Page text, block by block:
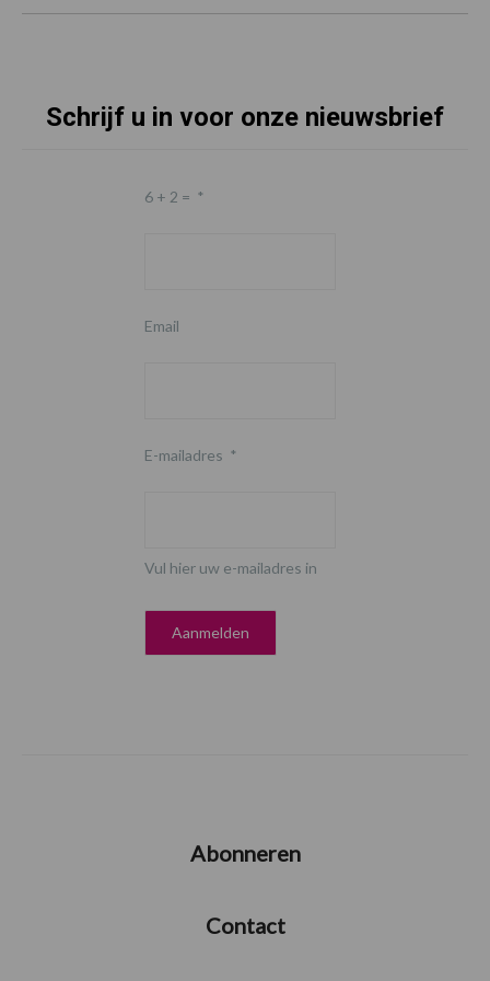
Schrijf u in voor onze nieuwsbrief
6 + 2 = *
Email
E-mailadres *
Vul hier uw e-mailadres in
Abonneren
Contact